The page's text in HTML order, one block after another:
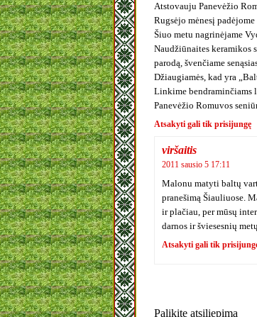
Atstovauju Panevėžio
Rugsėjo mėnesį
Šiuo metu nagrinėjame
Naudžiūnaites keramikos
parodą, švenčiame
Džiaugiamės, kad yra
Linkime
Panevėžio Romuvos
Atsakyti gali tik prisijungę
viršaitis
2011 sausio 5 17:11
Malonu matyti baltų
pranešimą Šiauliuose.
ir plačiau, per mūsų
darnos ir šviesesnių
Atsakyti gali tik
Palikite atsiliepimą